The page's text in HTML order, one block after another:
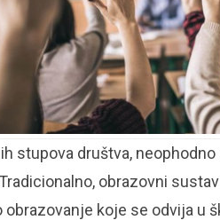
stupova društva,
obrazovni
koje se odvija u